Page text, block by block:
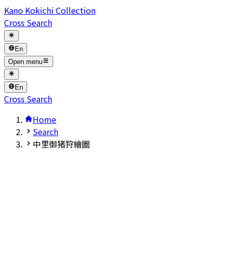
Kano Kokichi Collection
Cross Search
En
Open menu
En
Cross Search
Home
Search
中里御猪狩繪圖